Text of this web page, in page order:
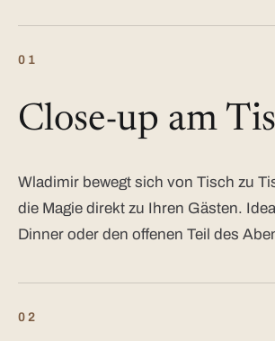
01
Close-up am
Wladimir bewegt sich von Tisch zu
die Magie direkt zu Ihren Gästen.
Dinner oder den offenen Teil des
02